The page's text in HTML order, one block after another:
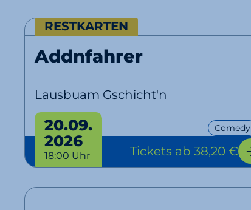
RESTKARTEN
Addnfahrer
Lausbuam Gschicht'n
Comedy
20.09.
2026
18:00 Uhr Tickets ab 38,20 €